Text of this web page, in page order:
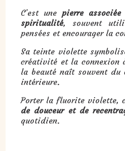
C’est une pierre
spiritualité, souvent
pensées et encourager la
Sa teinte violette
créativité et la connexion
la beauté naît souvent du
intérieure.
Porter la fluorite violette,
de douceur et de
quotidien.